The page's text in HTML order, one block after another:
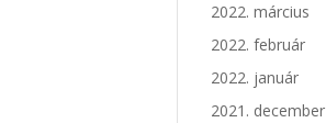
2022. március
2022. február
2022. január
2021. december